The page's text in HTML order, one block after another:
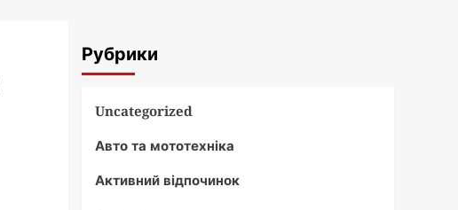
Рубрики
Uncategorized
Авто та мототехніка
Активний відпочинок